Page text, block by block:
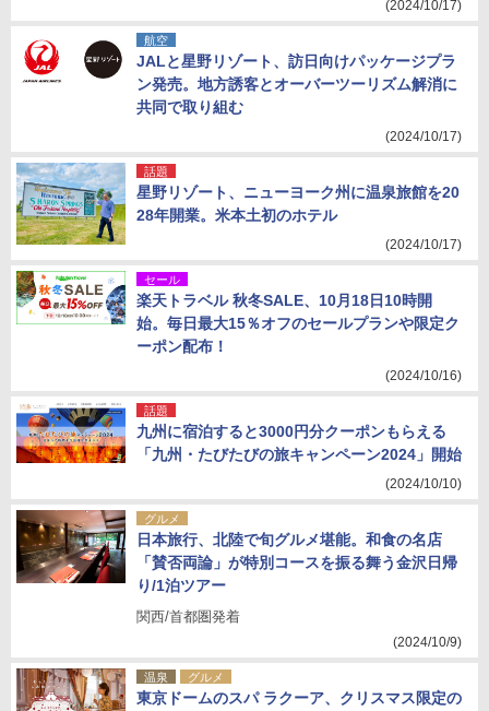
(2024/10/17)
航空
JALと星野リゾート、訪日向けパッケージプラ
ン発売。地方誘客とオーバーツーリズム解消に
共同で取り組む
(2024/10/17)
話題
星野リゾート、ニューヨーク州に温泉旅館を20
28年開業。米本土初のホテル
(2024/10/17)
セール
楽天トラベル 秋冬SALE、10月18日10時開
始。毎日最大15％オフのセールプランや限定ク
ーポン配布！
(2024/10/16)
話題
九州に宿泊すると3000円分クーポンもらえる
「九州・たびたびの旅キャンペーン2024」開始
(2024/10/10)
グルメ
日本旅行、北陸で旬グルメ堪能。和食の名店
「賛否両論」が特別コースを振る舞う金沢日帰
り/1泊ツアー
関西/首都圏発着
(2024/10/9)
温泉 グルメ
東京ドームのスパ ラクーア、クリスマス限定の